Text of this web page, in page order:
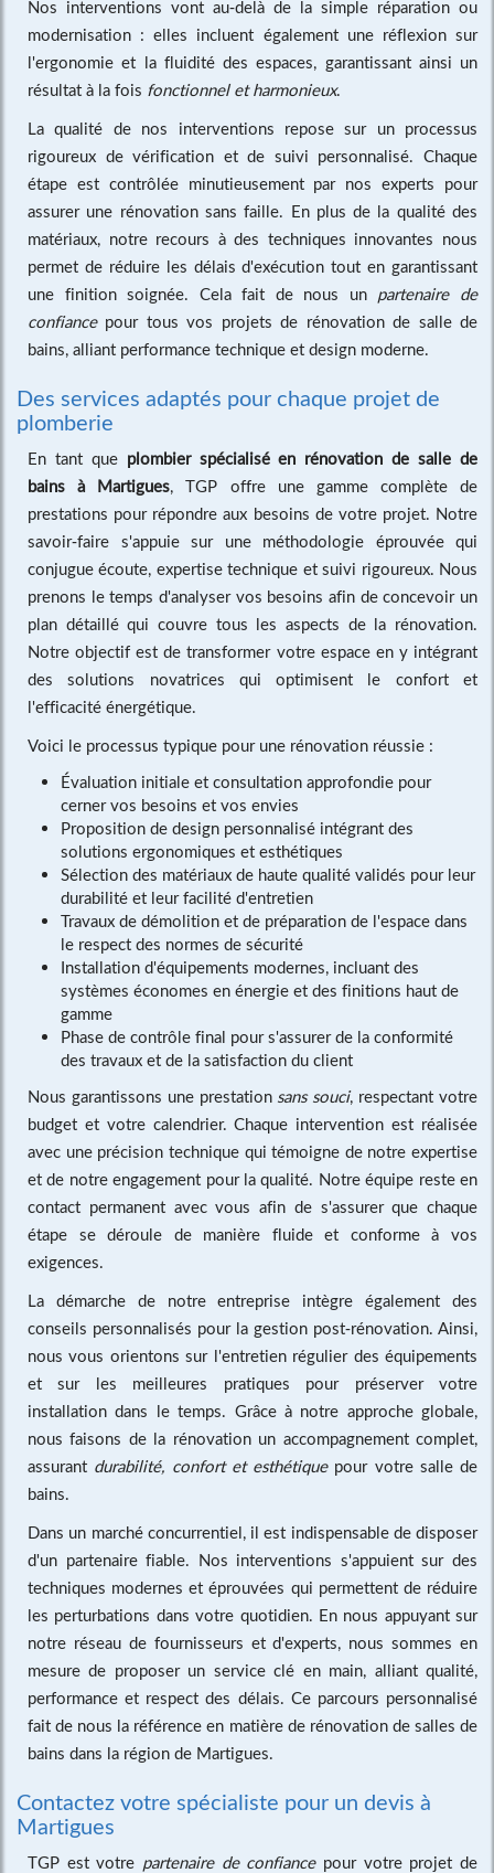
Nos interventions vont au-delà de la simple réparation ou
modernisation : elles incluent également une réflexion sur
l'ergonomie et la fluidité des espaces, garantissant ainsi un
résultat à la fois fonctionnel et harmonieux.
La qualité de nos interventions repose sur un processus
rigoureux de vérification et de suivi personnalisé. Chaque
étape est contrôlée minutieusement par nos experts pour
assurer une rénovation sans faille. En plus de la qualité des
matériaux, notre recours à des techniques innovantes nous
permet de réduire les délais d'exécution tout en garantissant
une finition soignée. Cela fait de nous un partenaire de
confiancepour tous vos projets de rénovation de salle de
bains, alliant performance technique et design moderne.
Des services adaptés pour chaque projet de
plomberie
En tant que plombier spécialisé en rénovation de salle de
bains à Martigues, TGP offre une gamme complète de
prestations pour répondre aux besoins de votre projet. Notre
savoir-faire s'appuie sur une méthodologie éprouvée qui
conjugue écoute, expertise technique et suivi rigoureux. Nous
prenons le temps d'analyser vos besoins afin de concevoir un
plan détaillé qui couvre tous les aspects de la rénovation.
Notre objectif est de transformer votre espace en y intégrant
des solutions novatrices qui optimisent le confort et
l'efficacité énergétique.
Voici le processus typique pour une rénovation réussie :
Évaluation initiale et consultation approfondie pour
cerner vos besoins et vos envies
Proposition de design personnalisé intégrant des
solutions ergonomiques et esthétiques
Sélection des matériaux de haute qualité validés pour leur
durabilité et leur facilité d'entretien
Travaux de démolition et de préparation de l'espace dans
le respect des normes de sécurité
Installation d'équipements modernes, incluant des
systèmes économes en énergie et des finitions haut de
gamme
Phase de contrôle final pour s'assurer de la conformité
des travaux et de la satisfaction du client
Nous garantissons une prestation sans souci, respectant votre
budget et votre calendrier. Chaque intervention est réalisée
avec une précision technique qui témoigne de notre expertise
et de notre engagement pour la qualité. Notre équipe reste en
contact permanent avec vous afin de s'assurer que chaque
étape se déroule de manière fluide et conforme à vos
exigences.
La démarche de notre entreprise intègre également des
conseils personnalisés pour la gestion post-rénovation. Ainsi,
nous vous orientons sur l'entretien régulier des équipements
et sur les meilleures pratiques pour préserver votre
installation dans le temps. Grâce à notre approche globale,
nous faisons de la rénovation un accompagnement complet,
assurant durabilité, confort et esthétiquepour votre salle de
bains.
Dans un marché concurrentiel, il est indispensable de disposer
d'un partenaire fiable. Nos interventions s'appuient sur des
techniques modernes et éprouvées qui permettent de réduire
les perturbations dans votre quotidien. En nous appuyant sur
notre réseau de fournisseurs et d'experts, nous sommes en
mesure de proposer un service clé en main, alliant qualité,
performance et respect des délais. Ce parcours personnalisé
fait de nous la référence en matière de rénovation de salles de
bains dans la région de Martigues.
Contactez votre spécialiste pour un devis à
Martigues
TGP est votre partenaire de confiancepour votre projet de